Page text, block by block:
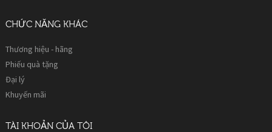
CHỨC NĂNG KHÁC
Thương hiệu - hãng
Phiếu quà tặng
Đại lý
Khuyến mãi
TÀI KHOẢN CỦA TÔI